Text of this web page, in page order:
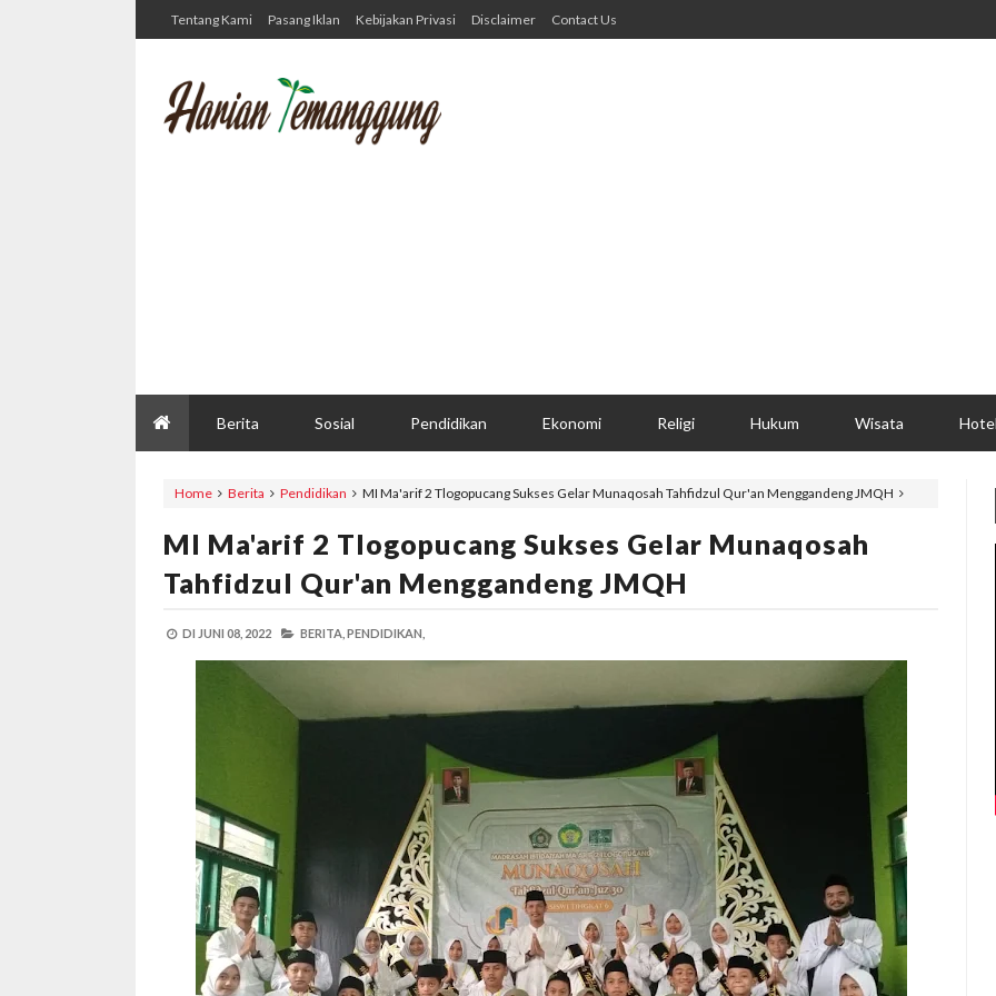
Tentang Kami Pasang Iklan Kebijakan Privasi Disclaimer Contact Us
Berita Sosial Pendidikan Ekonomi Religi Hukum Wisata Hotel
Home Berita Pendidikan MI Ma'arif 2 Tlogopucang Sukses Gelar Munaqosah Tahfidzul Qur'an Menggandeng JMQH
MI Ma'arif 2 Tlogopucang Sukses Gelar Munaqosah
Tahfidzul Qur'an Menggandeng JMQH
DI JUNI 08, 2022 BERITA, PENDIDIKAN,